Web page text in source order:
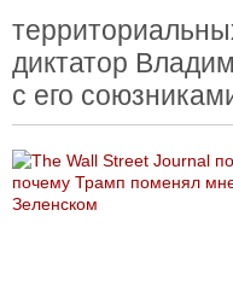
диктатор
с его